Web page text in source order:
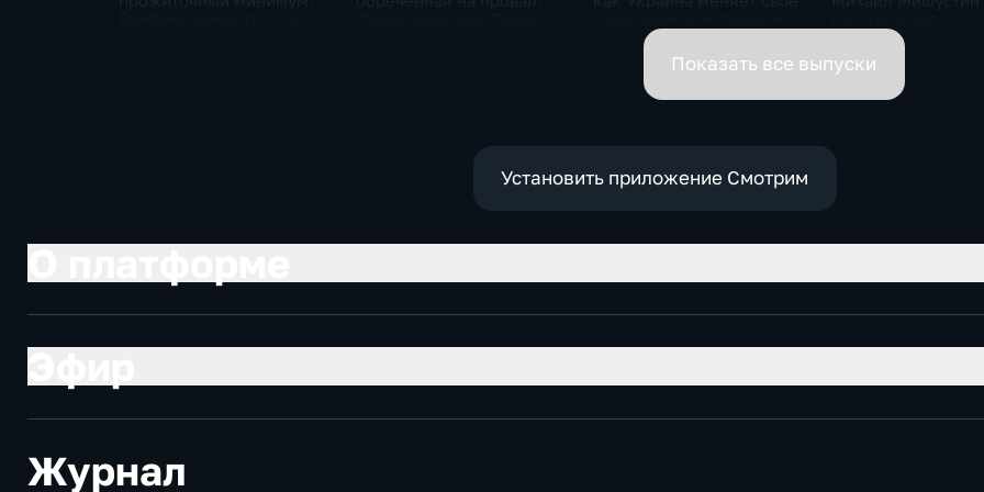
почему
обязанности вице-
премьеров
Показать все выпуски
Установить приложение Смотрим
Журнал